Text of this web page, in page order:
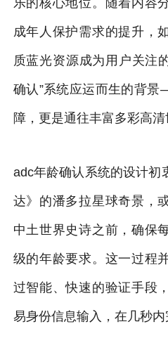
成年人保护需求的提升，
质蓝光资源成为用户关注
确认”系统应运而生的背
障，更是通往丰富多彩高清
adc年龄确认系统的设计初
达》的潘多拉星球奇景，
中土世界史诗之前，确保
级的年龄要求。这一过程
过智能、快速的验证手段
易身份信息输入，在几秒内